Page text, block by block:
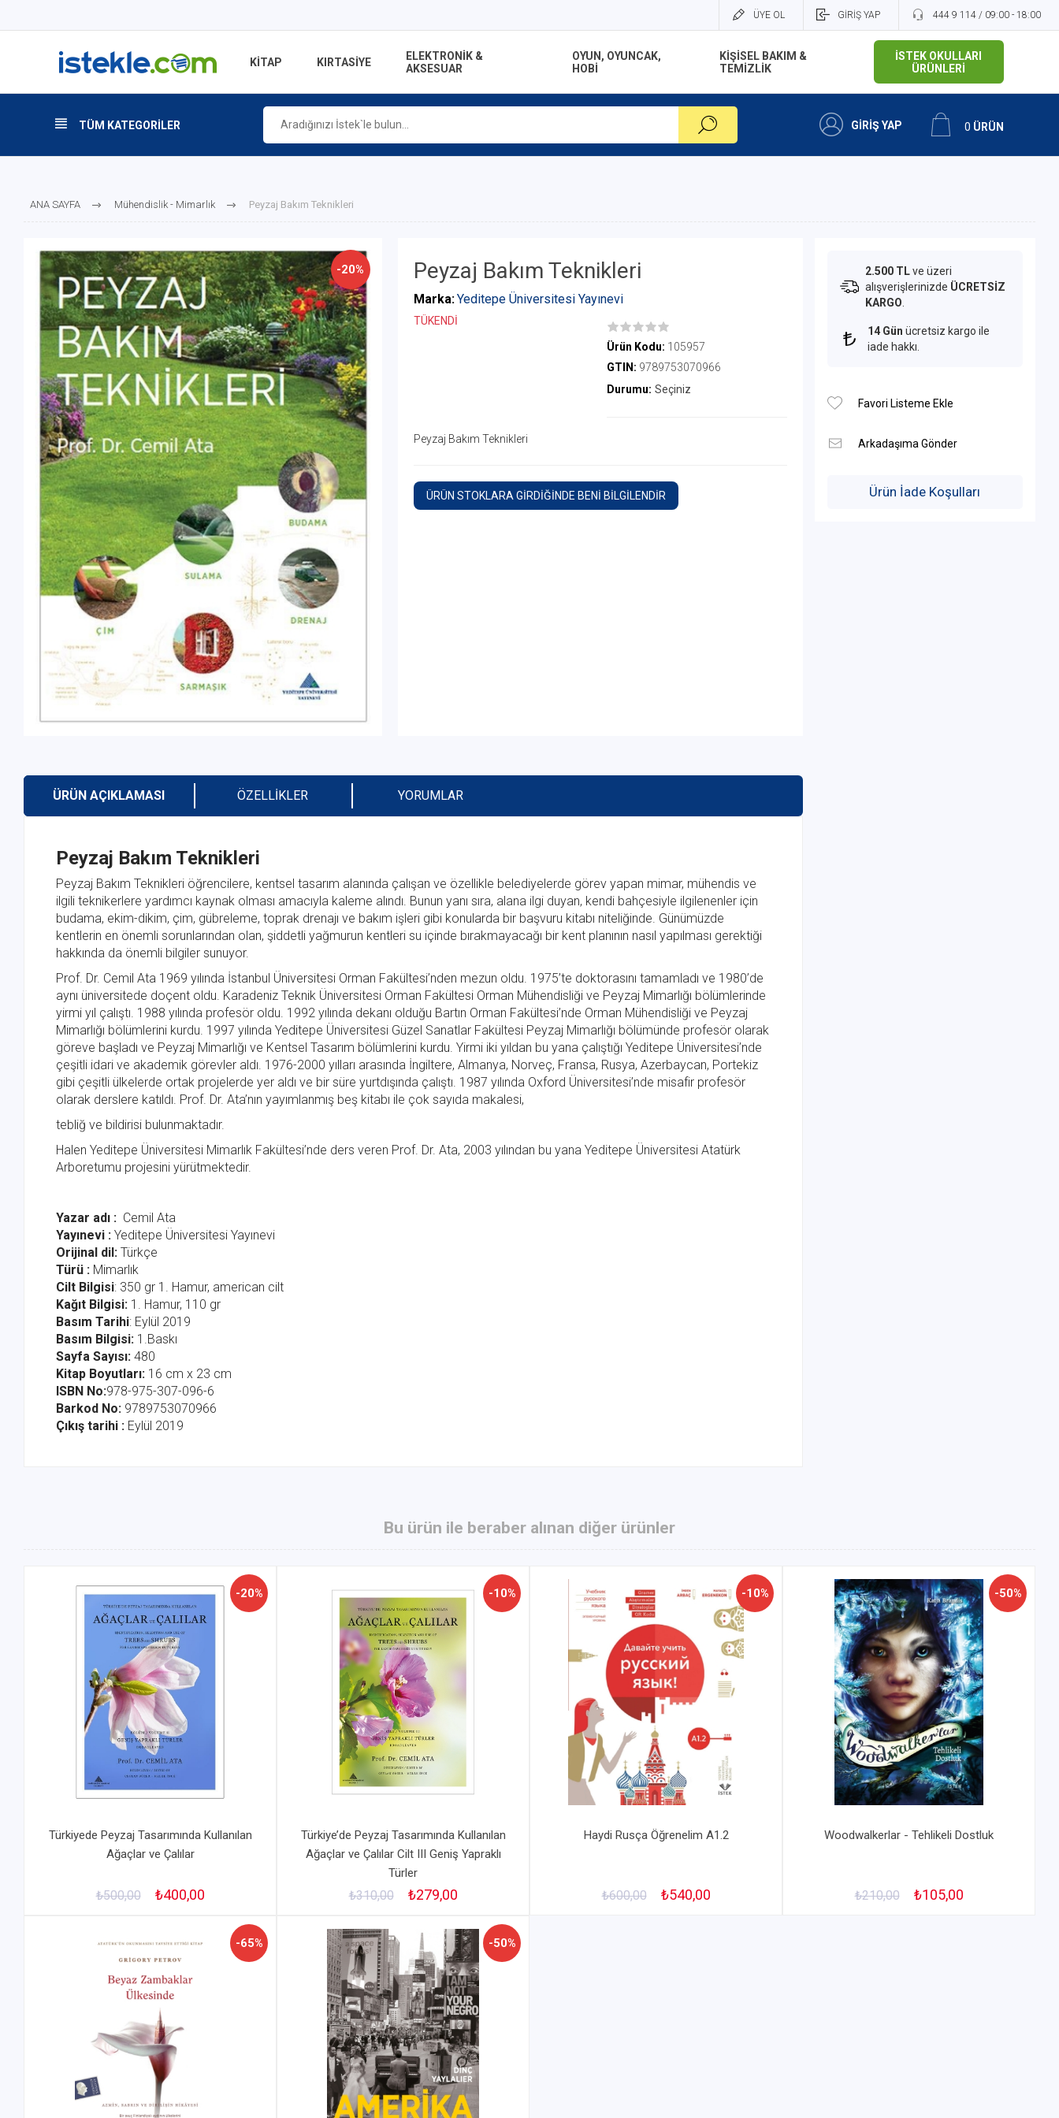
ÜYE OL GİRİŞ YAP 444 9 114 / 09:00 - 18:00
KİTAP KIRTASİYE
ELEKTRONİK &
AKSESUAR
OYUN, OYUNCAK,
HOBİ
KİŞİSEL BAKIM &
TEMİZLİK
İSTEK OKULLARI
ÜRÜNLERİ
TÜM KATEGORİLER GİRİŞ YAP 0 ÜRÜN
ANA SAYFA Mühendislik - Mimarlık Peyzaj Bakım Teknikleri
-20% Peyzaj Bakım Teknikleri
Marka:Yeditepe Üniversitesi Yayınevi
TÜKENDİ
Ürün Kodu: 105957
GTIN: 9789753070966
Durumu: Seçiniz
Peyzaj Bakım Teknikleri
ÜRÜN STOKLARA GİRDİĞİNDE BENİ BİLGİLENDİR
ÜRÜN AÇIKLAMASI ÖZELLIKLER YORUMLAR
Peyzaj Bakım Teknikleri
Peyzaj Bakım Teknikleri öğrencilere, kentsel tasarım alanında çalışan ve özellikle belediyelerde görev yapan mimar, mühendis ve
ilgili teknikerlere yardımcı kaynak olması amacıyla kaleme alındı. Bunun yanı sıra, alana ilgi duyan, kendi bahçesiyle ilgilenenler için
budama, ekim-dikim, çim, gübreleme, toprak drenajı ve bakım işleri gibi konularda bir başvuru kitabı niteliğinde. Günümüzde
kentlerin en önemli sorunlarından olan, şiddetli yağmurun kentleri su içinde bırakmayacağı bir kent planının nasıl yapılması gerektiği
hakkında da önemli bilgiler sunuyor.
Prof. Dr. Cemil Ata 1969 yılında İstanbul Üniversitesi Orman Fakültesi’nden mezun oldu. 1975’te doktorasını tamamladı ve 1980’de
aynı üniversitede doçent oldu. Karadeniz Teknik Üniversitesi Orman Fakültesi Orman Mühendisliği ve Peyzaj Mimarlığı bölümlerinde
yirmi yıl çalıştı. 1988 yılında profesör oldu. 1992 yılında dekanı olduğu Bartın Orman Fakültesi’nde Orman Mühendisliği ve Peyzaj
Mimarlığı bölümlerini kurdu. 1997 yılında Yeditepe Üniversitesi Güzel Sanatlar Fakültesi Peyzaj Mimarlığı bölümünde profesör olarak
göreve başladı ve Peyzaj Mimarlığı ve Kentsel Tasarım bölümlerini kurdu. Yirmi iki yıldan bu yana çalıştığı Yeditepe Üniversitesi’nde
çeşitli idari ve akademik görevler aldı. 1976-2000 yılları arasında İngiltere, Almanya, Norveç, Fransa, Rusya, Azerbaycan, Portekiz
gibi çeşitli ülkelerde ortak projelerde yer aldı ve bir süre yurtdışında çalıştı. 1987 yılında Oxford Üniversitesi’nde misafir profesör
olarak derslere katıldı. Prof. Dr. Ata’nın yayımlanmış beş kitabı ile çok sayıda makalesi,
tebliğ ve bildirisi bulunmaktadır.
Halen Yeditepe Üniversitesi Mimarlık Fakültesi’nde ders veren Prof. Dr. Ata, 2003 yılından bu yana Yeditepe Üniversitesi Atatürk
Arboretumu projesini yürütmektedir.
Yazar adı : Cemil Ata
Yayınevi : Yeditepe Üniversitesi Yayınevi
Orijinal dil: Türkçe
Türü : Mimarlık
Cilt Bilgisi: 350 gr 1. Hamur, american cilt
Kağıt Bilgisi: 1. Hamur, 110 gr
Basım Tarihi: Eylül 2019
Basım Bilgisi: 1.Baskı
Sayfa Sayısı: 480
Kitap Boyutları: 16 cm x 23 cm
ISBN No:978-975-307-096-6
Barkod No: 9789753070966
Çıkış tarihi : Eylül 2019
2.500 TLve üzeri
alışverişlerinizde ÜCRETSİZ
KARGO
14 Gün ücretsiz kargo ile
iade hakkı.
Ürün İade Koşulları
Bu ürün ile beraber alınan diğer ürünler
-20%
Türkiyede Peyzaj Tasarımında Kullanılan
Ağaçlar ve Çalılar
₺500,00 ₺400,00
-10%
Türkiye’de Peyzaj Tasarımında Kullanılan
Ağaçlar ve Çalılar Cilt III Geniş Yapraklı
Türler
₺310,00 ₺279,00
-10%
Haydi Rusça Öğrenelim A1.2
₺600,00 ₺540,00
-50%
Woodwalkerlar - Tehlikeli Dostluk
₺210,00 ₺105,00
-65% -50%